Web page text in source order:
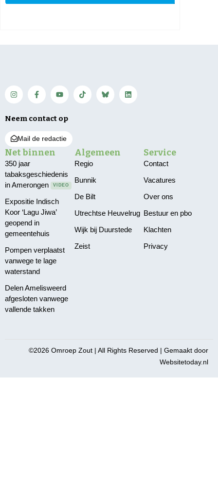
Neem contact op
Mail de redactie
Net binnen
350 jaar
tabaksgeschiedenis
in Amerongen
VIDEO
Expositie Indisch
Koor ‘Lagu Jiwa’
geopend in
gemeentehuis
Pompen verplaatst
vanwege te lage
waterstand
Delen Amelisweerd
afgesloten vanwege
vallende takken
Algemeen
Regio
Bunnik
De Bilt
Utrechtse Heuvelrug
Wijk bij Duurstede
Zeist
Service
Contact
Vacatures
Over ons
Bestuur en pbo
Klachten
Privacy
©2026 Omroep Zout | All Rights Reserved | Gemaakt door
Websitetoday.nl